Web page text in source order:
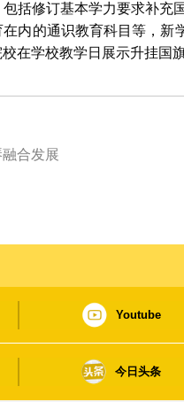
括修订基本学力要求补充
内的通识教育科目等，
在学校教学日展示升挂国旗
进澳琴融合发展
Youtube
今日头条